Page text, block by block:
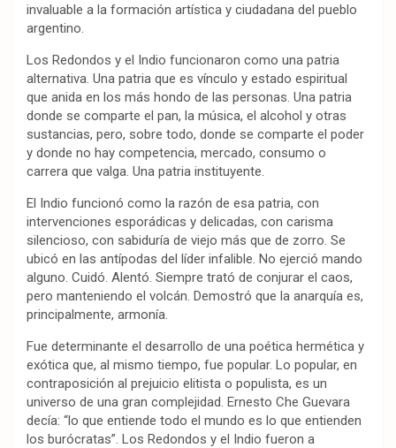
invaluable a la formación artística y ciudadana del pueblo
argentino.
Los Redondos y el Indio funcionaron como una patria
alternativa. Una patria que es vínculo y estado espiritual
que anida en los más hondo de las personas. Una patria
donde se comparte el pan, la música, el alcohol y otras
sustancias, pero, sobre todo, donde se comparte el poder
y donde no hay competencia, mercado, consumo o
carrera que valga. Una patria instituyente.
El Indio funcionó como la razón de esa patria, con
intervenciones esporádicas y delicadas, con carisma
silencioso, con sabiduría de viejo más que de zorro. Se
ubicó en las antípodas del líder infalible. No ejerció mando
alguno. Cuidó. Alentó. Siempre trató de conjurar el caos,
pero manteniendo el volcán. Demostró que la anarquía es,
principalmente, armonía.
Fue determinante el desarrollo de una poética hermética y
exótica que, al mismo tiempo, fue popular. Lo popular, en
contraposición al prejuicio elitista o populista, es un
universo de una gran complejidad. Ernesto Che Guevara
decía: “lo que entiende todo el mundo es lo que entienden
los burócratas”. Los Redondos y el Indio fueron a